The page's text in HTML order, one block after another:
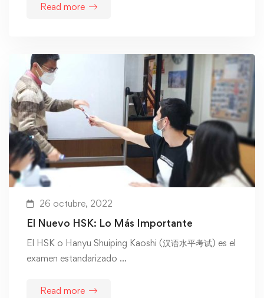
Read more
26 octubre, 2022
El Nuevo HSK: Lo Más Importante
El HSK o Hanyu Shuiping Kaoshi (汉语水平考试) es el
examen estandarizado …
Read more